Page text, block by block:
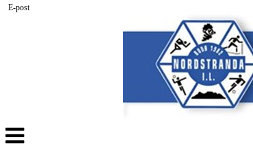
Veksle
navigasjon
E-post